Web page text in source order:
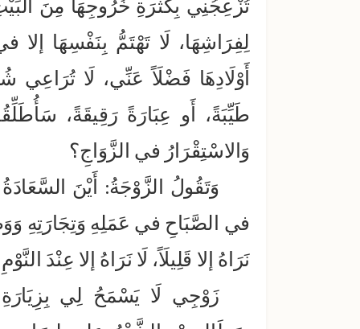
تُزْعِجُنِي بِكَثْرَةِ خُرُوجِهَا مِنَ
لِفِرَاشِهَا، لَا تَهْتَمُّ بِنَفْسِهَا إلا
أَوْلَادِهَا فَضْلَاً عَنِّي، لَا
طَيِّبَةً، أَو عِبَارَةً رَقِيقَةً،
وَالاسْتِقْرَارُ في الزَّوَاجِ؟
وَتَقُولُ الزَّوْجَةُ: أَيْنَ
في الصَّبَاحِ في عَمَلِهِ وَتِجَارَتِهِ
نَرَاهُ إلا قَلِيلَاً، لَا نَرَاهُ إلا عِنْدَ
زَوْجِي لَا يَسْمَحُ لِي بِزِيَارَةِ